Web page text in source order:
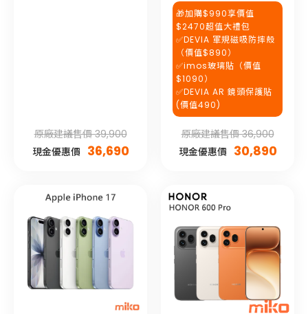
原廠建議售價 39,900
現金優惠價 36,690
🎁加購$990享價值
$2470超值大禮包
✅DEVIA 軍規磁吸防摔殼
（價值$890）
✅imos玻璃貼（價值
$1090）
✅DEVIA AR 鏡頭保護貼
(價值490)
原廠建議售價 36,900
現金優惠價 30,890